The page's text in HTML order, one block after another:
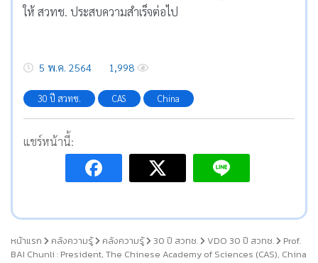
ให้ สวทช. ประสบความสำเร็จต่อไป
5 พ.ค. 2564 1,998
30 ปี สวทช. CAS China
แชร์หน้านี้:
หน้าแรก คลังความรู้ คลังความรู้ 30 ปี สวทช. VDO 30 ปี สวทช.
Prof.
BAI Chunli : President, The Chinese Academy of Sciences (CAS), China